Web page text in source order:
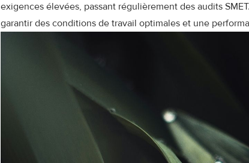
exigences élevées, passant régulièrement des audits
garantir des conditions de travail optimales et une